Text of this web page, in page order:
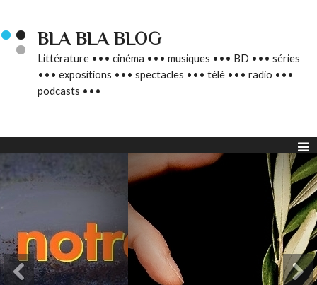
BLA BLA BLOG
Littérature ••• cinéma ••• musiques ••• BD ••• séries
••• expositions ••• spectacles ••• télé ••• radio •••
podcasts •••